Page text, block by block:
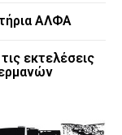
ΑΛΦΑ
εκτελέσεις